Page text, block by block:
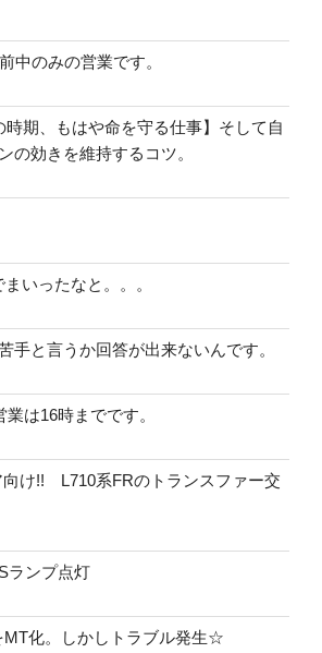
中のみの営業です。
時期、もはや命を守る仕事】そして自
の効きを維持するコツ。
いったなと。。。
手と言うか回答が出来ないんです。
は16時までです。
向け!! L710系FRのトランスファー交
ランプ点灯
MT化。しかしトラブル発生☆